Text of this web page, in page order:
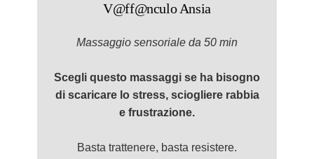
V@ff@nculo Ansia
Massaggio sensoriale da 50 min
Scegli questo massaggi se ha bisogno
di scaricare lo stress, sciogliere rabbia
e frustrazione.
Basta trattenere, basta resistere.